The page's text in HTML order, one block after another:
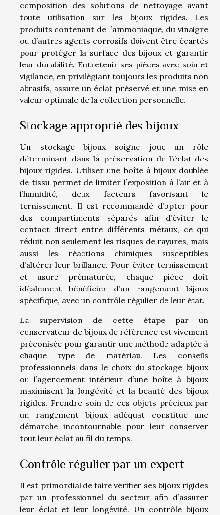
composition des solutions de nettoyage avant
toute utilisation sur les bijoux rigides. Les
produits contenant de l’ammoniaque, du vinaigre
ou d’autres agents corrosifs doivent être écartés
pour protéger la surface des bijoux et garantir
leur durabilité. Entretenir ses pièces avec soin et
vigilance, en privilégiant toujours les produits non
abrasifs, assure un éclat préservé et une mise en
valeur optimale de la collection personnelle.
Stockage approprié des bijoux
Un stockage bijoux soigné joue un rôle
déterminant dans la préservation de l’éclat des
bijoux rigides. Utiliser une boîte à bijoux doublée
de tissu permet de limiter l’exposition à l’air et à
l’humidité, deux facteurs favorisant le
ternissement. Il est recommandé d’opter pour
des compartiments séparés afin d’éviter le
contact direct entre différents métaux, ce qui
réduit non seulement les risques de rayures, mais
aussi les réactions chimiques susceptibles
d’altérer leur brillance. Pour éviter ternissement
et usure prématurée, chaque pièce doit
idéalement bénéficier d’un rangement bijoux
spécifique, avec un contrôle régulier de leur état.
La supervision de cette étape par un
conservateur de bijoux de référence est vivement
préconisée pour garantir une méthode adaptée à
chaque type de matériau. Les conseils
professionnels dans le choix du stockage bijoux
ou l’agencement intérieur d’une boîte à bijoux
maximisent la longévité et la beauté des bijoux
rigides. Prendre soin de ces objets précieux par
un rangement bijoux adéquat constitue une
démarche incontournable pour leur conserver
tout leur éclat au fil du temps.
Contrôle régulier par un expert
Il est primordial de faire vérifier ses bijoux rigides
par un professionnel du secteur afin d’assurer
leur éclat et leur longévité. Un contrôle bijoux